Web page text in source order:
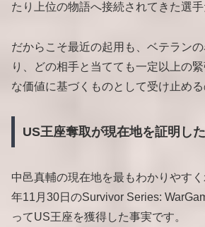
たり上位の物語へ接続されてきた選手
だからこそ最近の起用も、ベテラン
り、どの相手と当てても一定以上の
な価値に基づくものとして受け止める
US王座奪取が現在地を証明した
中邑真輔の現在地を最もわかりやす
年11月30日のSurvivor Series:
ってUS王座を獲得した事実です。